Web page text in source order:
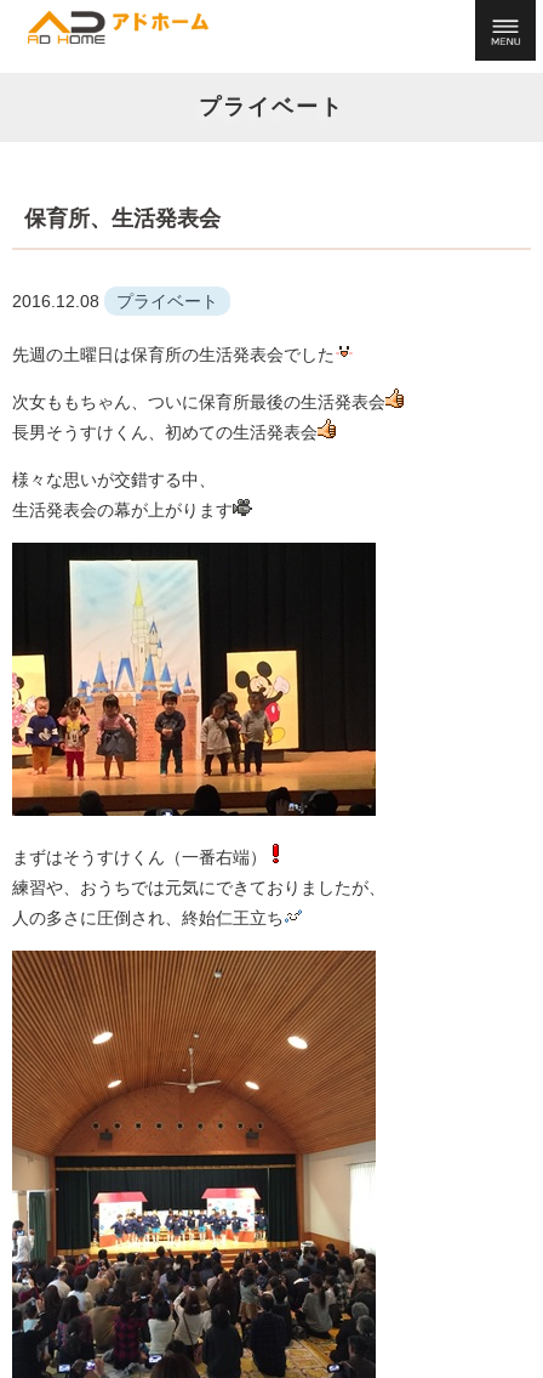
プライベート
保育所、生活発表会
2016.12.08 プライベート
先週の土曜日は保育所の生活発表会でした
次女ももちゃん、ついに保育所最後の生活発表会
長男そうすけくん、初めての生活発表会
様々な思いが交錯する中、
生活発表会の幕が上がります
まずはそうすけくん（一番右端）
練習や、おうちでは元気にできておりましたが、
人の多さに圧倒され、終始仁王立ち